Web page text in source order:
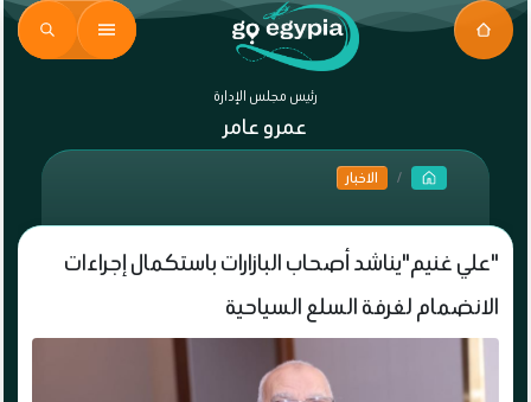
رئيس مجلس الإدارة
عمرو عامر
الاخبار
"علي غنيم"يناشد أصحاب البازارات باستكمال إجراءات
الانضمام لغرفة السلع السياحية